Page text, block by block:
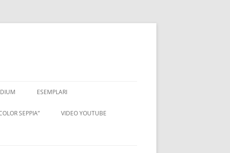
ESEMPLARI
SEPPIA” VIDEO YOUTUBE